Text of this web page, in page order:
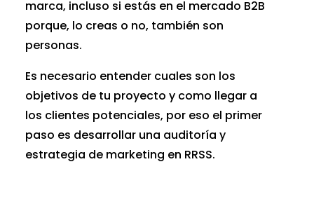
marca, incluso si estás en el mercado B2B
porque, lo creas o no, también son
personas.
Es necesario entender cuales son los
objetivos de tu proyecto y como llegar a
los clientes potenciales, por eso el primer
paso es desarrollar una auditoría y
estrategia de marketing en RRSS.